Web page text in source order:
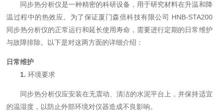
同步热分析仪是一种精密的科研设备，用于研究材料在升温和降
温过程中的热效应。为了保证厦门森倍科技有限公司 HNB-STA200
同步热分析仪的正常运行和延长使用寿命，需要进行定期的日常维护
与故障排除。以下是对这两方面的详细介绍：
日常维护
1. 环境要求
同步热分析仪应安装在无震动、清洁的水泥平台上，并保持适宜
的温湿度，以防止外部环境对仪器造成不良影响。